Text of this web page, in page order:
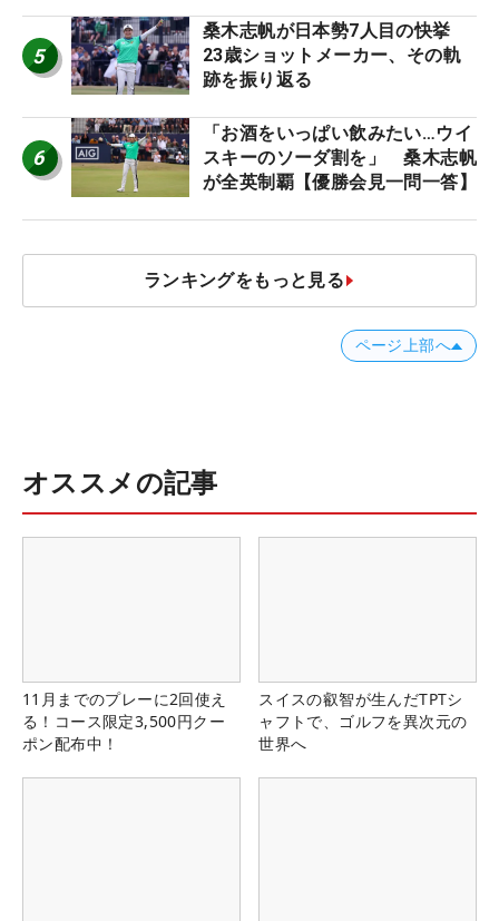
5
桑木志帆が日本勢7人目の快挙
23歳ショットメーカー、その軌
跡を振り返る
6
「お酒をいっぱい飲みたい…ウイ
スキーのソーダ割を」 桑木志帆
が全英制覇【優勝会見一問一答】
ランキングをもっと見る
ページ上部へ
オススメの記事
11月までのプレーに2回使え
る！コース限定3,500円クー
ポン配布中！
スイスの叡智が生んだTPTシ
ャフトで、ゴルフを異次元の
世界へ